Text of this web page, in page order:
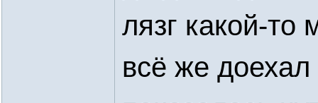
лязг какой-то
всё же